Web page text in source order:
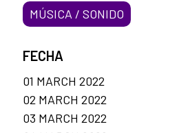
MÚSICA / SONIDO
FECHA
01 MARCH 2022
02 MARCH 2022
03 MARCH 2022